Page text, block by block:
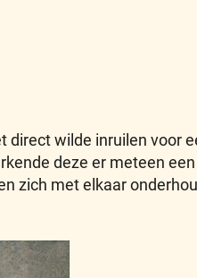
wilde inruilen voor
deze er meteen
zich met elkaar